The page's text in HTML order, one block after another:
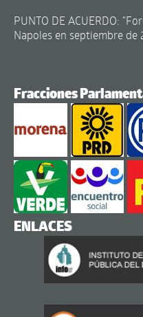
PUNTO DE ACUERDO:
Napoles en septiembre de
Fracciones
ENLACES